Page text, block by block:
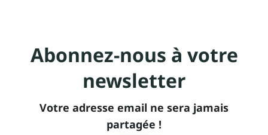
Abonnez-nous à votre
newsletter
Votre adresse email ne sera jamais
partagée !